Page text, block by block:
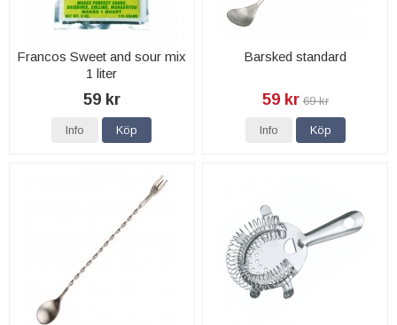
Francos Sweet and sour mix
1 liter
59 kr
Info Köp
Barsked standard
59 kr 69 kr
Info Köp